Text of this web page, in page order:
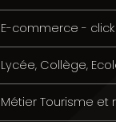
E-commerce -
Lycée, Collège,
Métier Tourisme et